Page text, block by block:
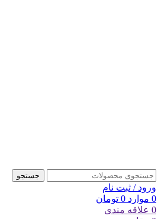
جستجو
ورود / ثبت نام
0 موارد 0 تومان
0 علاقه مندی